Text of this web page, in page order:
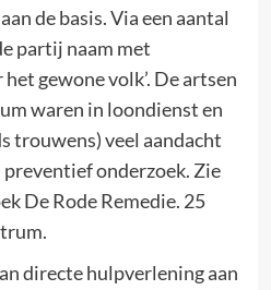
de basis. Via een aantal
partij naam met
gewone volk’. De artsen
waren in loondienst en
trouwens) veel aandacht
onderzoek. Zie
De Rode Remedie. 25
directe hulpverlening aan